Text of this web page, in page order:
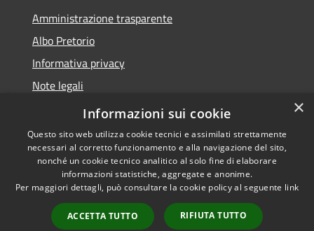
Amministrazione trasparente
Albo Pretorio
Informativa privacy
Note legali
Dichiarazione di accessibilità
Accessibilità
Copyright © 2026 • Comune di
Mussolente • Powered by
Municipium•
Accesso
×
Informazioni sui cookie
Questo sito web utilizza cookie tecnici e assimilati strettamente
necessari al corretto funzionamento e alla navigazione del sito,
nonché un cookie tecnico analitico al solo fine di elaborare
informazioni statistiche, aggregate e anonime.
Per maggiori dettagli, può consultare la cookie policy al seguente link
ACCETTA TUTTO RIFIUTA TUTTO